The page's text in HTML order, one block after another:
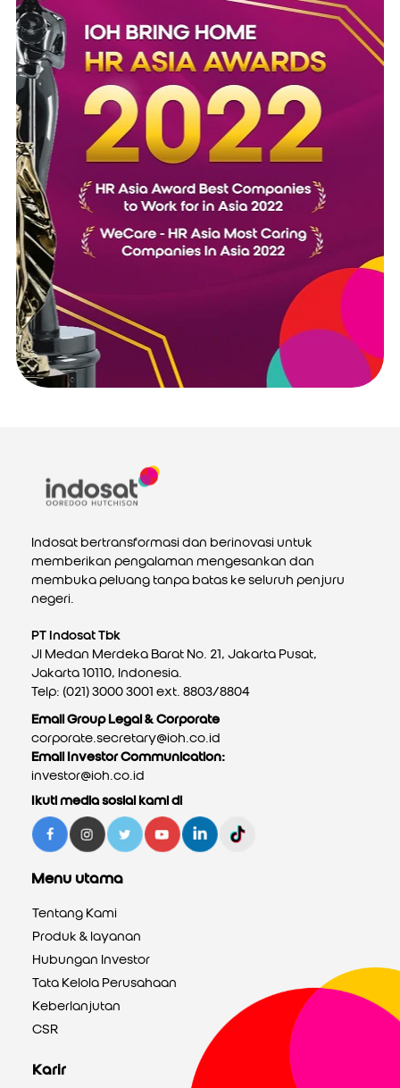
Indosat bertransformasi dan berinovasi untuk
memberikan pengalaman mengesankan dan
membuka peluang tanpa batas ke seluruh penjuru
negeri.
PT Indosat Tbk
Jl Medan Merdeka Barat No. 21, Jakarta Pusat,
Jakarta 10110, Indonesia.
Telp: (021) 3000 3001 ext. 8803/8804
Email Group Legal & Corporate
corporate.secretary@ioh.co.id
Email Investor Communication:
investor@ioh.co.id
Ikuti media sosial kami di
Menu utama
Tentang Kami
Produk & layanan
Hubungan Investor
Tata Kelola Perusahaan
Keberlanjutan
CSR
Karir